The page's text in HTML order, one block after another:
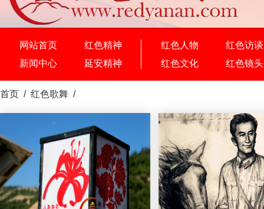
网站首页
红色精神
新闻中心
延安精神
红色人物
红色访谈
红色文化
红色镜头
首页 / 红色歌舞 /